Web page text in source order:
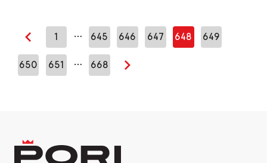
Edellinen sivu
1 … 645 646 647 648 649
650 651 … 668
Seuraava sivu